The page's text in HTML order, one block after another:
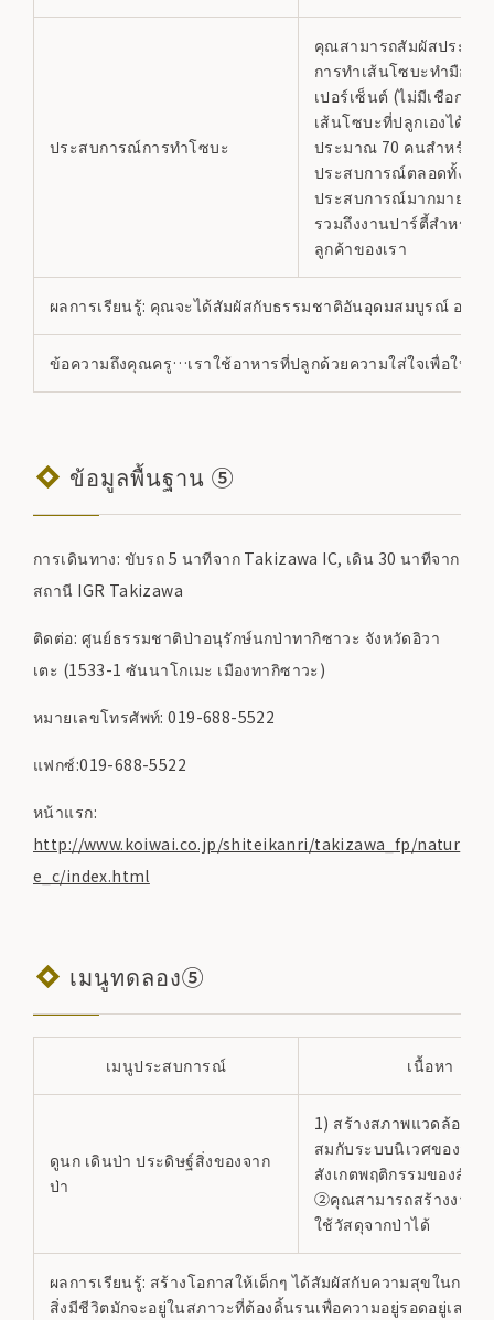
ประสบการณ์การทำโซบะ
คุณสามารถสัมผัสประสบ
การทำเส้นโซบะทำมือ
เปอร์เซ็นต์ (ไม่มีเชือก) โ
เส้นโซบะที่ปลูกเองได้ เร
ประมาณ 70 คนสำหรับ
ประสบการณ์ตลอดทั้งปี
ประสบการณ์มากมายของ
รวมถึงงานปาร์ตี้สำหรับเ
ลูกค้าของเรา
ผลการเรียนรู้: คุณจะได้สัมผัสกับธรรมชาติอันอุดมสมบูรณ์ อาห
ข้อความถึงคุณครู…เราใช้อาหารที่ปลูกด้วยความใส่ใจเพื่อให้
ข้อมูลพื้นฐาน ⑤
การเดินทาง: ขับรถ 5 นาทีจาก Takizawa IC, เดิน 30 นาทีจาก
สถานี IGR Takizawa
ติดต่อ: ศูนย์ธรรมชาติป่าอนุรักษ์นกป่าทากิซาวะ จังหวัดอิวา
เตะ (1533-1 ซันนาโกเมะ เมืองทากิซาวะ)
หมายเลขโทรศัพท์: 019-688-5522
แฟกซ์:019-688-5522
หน้าแรก:
http://www.koiwai.co.jp/shiteikanri/takizawa_fp/natur
e_c/index.html
เมนูทดลอง⑤
เมนูประสบการณ์ เนื้อหา
ดูนก เดินป่า ประดิษฐ์สิ่งของจาก
ป่า
1) สร้างสภาพแวดล้อมที่เ
สมกับระบบนิเวศของสัต
สังเกตพฤติกรรมของสัตว์
②คุณสามารถสร้างงานฝี
ใช้วัสดุจากป่าได้
ผลการเรียนรู้: สร้างโอกาสให้เด็กๆ ได้สัมผัสกับความสุขในกา
สิ่งมีชีวิตมักจะอยู่ในสภาวะที่ต้องดิ้นรนเพื่อความอยู่รอดอยู่เสมอ